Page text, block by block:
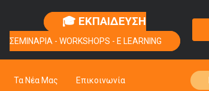
🎓 ΕΚΠΑΙΔΕΥΣΗ
ΣΕΜΙΝΑΡΙΑ - WORKSHOPS - E LEARNING
Τα Νέα Μας Επικοινωνία